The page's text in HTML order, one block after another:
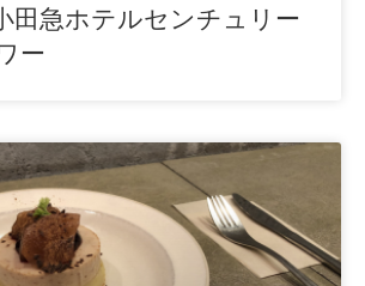
田急ホテルセンチュリー
ー